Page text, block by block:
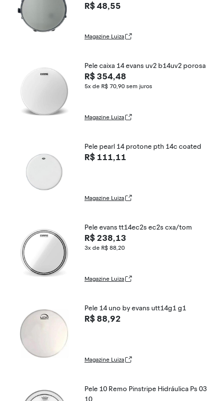
R$ 48,55
Magazine Luiza
Pele caixa 14 evans uv2 b14uv2 porosa
R$ 354,48
5x de R$ 70,90 sem juros
Magazine Luiza
Pele pearl 14 protone pth 14c coated
R$ 111,11
Magazine Luiza
Pele evans tt14ec2s ec2s cxa/tom
R$ 238,13
3x de R$ 88,20
Magazine Luiza
Pele 14 uno by evans utt14g1 g1
R$ 88,92
Magazine Luiza
Pele 10 Remo Pinstripe Hidráulica Ps 03
10